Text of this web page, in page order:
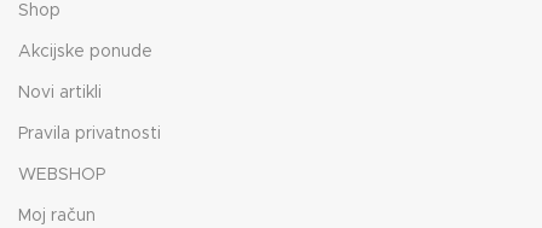
Shop
Akcijske ponude
Novi artikli
Pravila privatnosti
WEBSHOP
Moj račun